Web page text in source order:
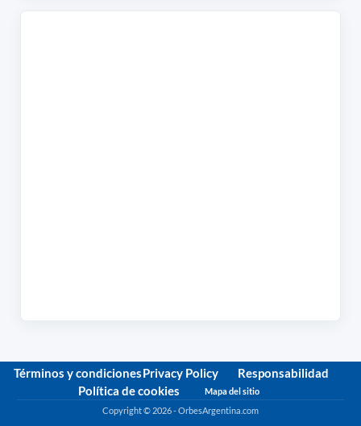
Términos y condicionesPrivacy Policy
Responsabilidad
Política de cookies
Mapa del sitio
Copyright © 2026 - OrbesArgentina.com